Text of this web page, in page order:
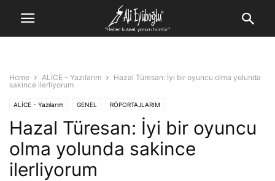
Home ALİCE - Yazılarım
Hazal Türesan: İyi bir oyuncu olma yolunda
sakince ilerliyorum
ALİCE - Yazılarım GENEL RÖPORTAJLARIM
Hazal Türesan: İyi bir oyuncu
olma yolunda sakince
ilerliyorum